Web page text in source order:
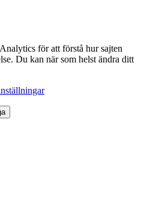
för att förstå hur sajten
Du kan när som helst ändra ditt